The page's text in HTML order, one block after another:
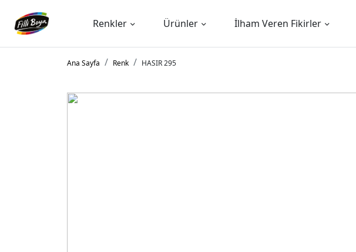
Renkler Ürünler İlham Veren Fikirler
Ana Sayfa Renk HASIR 295